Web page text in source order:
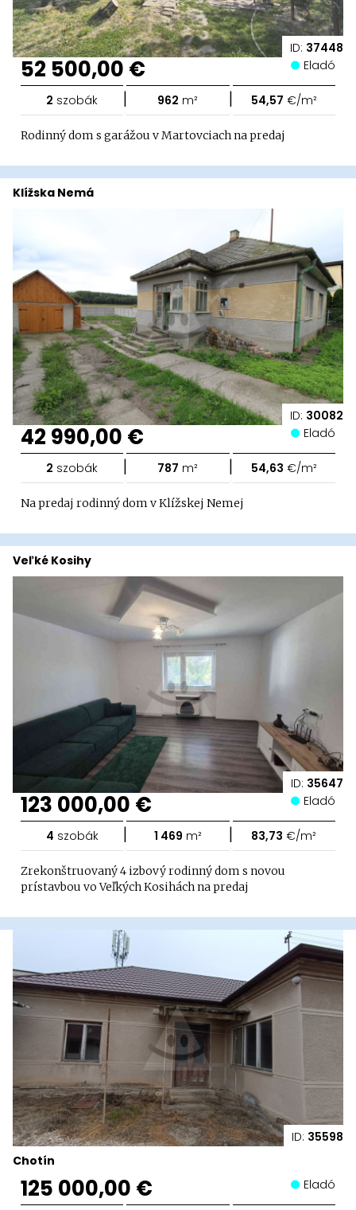
ID: 37448
52 500,00 € Eladó
2 szobák | 962 m² | 54,57 €/m²
Rodinný dom s garážou v Martovciach na predaj
ID: 30082
Klížska Nemá
42 990,00 € Eladó
2 szobák | 787 m² | 54,63 €/m²
Na predaj rodinný dom v Klížskej Nemej
ID: 35647
Veľké Kosihy
123 000,00 € Eladó
4 szobák | 1 469 m² | 83,73 €/m²
Zrekonštruovaný 4 izbový rodinný dom s novou
prístavbou vo Veľkých Kosihách na predaj
ID: 35598
Chotín
125 000,00 € Eladó